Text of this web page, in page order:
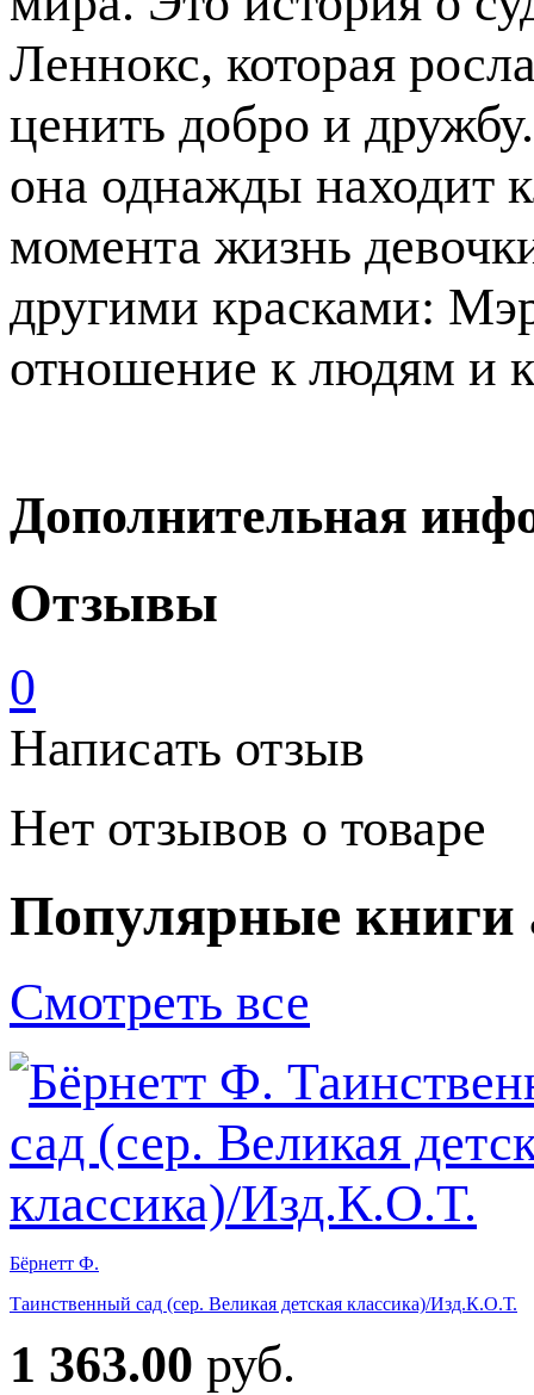
Леннокс, которая
ценить добро и
она однажды находит
момента жизнь
другими красками:
отношение к людям и
Дополнительная
Отзывы
0
Написать отзыв
Нет отзывов о товаре
Популярные книги
Смотреть все
Бёрнетт Ф.
Таинственный сад (сер. Великая детская классика)/Изд.К.О.Т.
1 363.00 руб.